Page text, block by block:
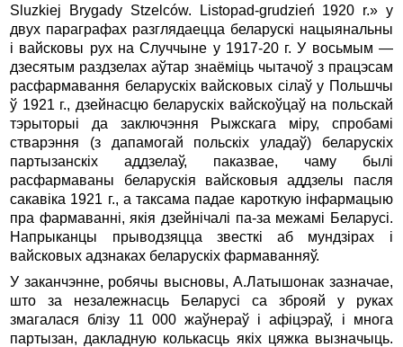
Sluzkiej Brygady Stzelców. Listopad-grudzień 1920 r.» у
двух параграфах разглядаецца беларускi нацыянальны
i вайсковы рух на Случчыне у 1917-20 г. У восьмым —
дзесятым раздзелах аўтар знаёмiць чытачоў з працэсам
расфармавання беларускiх вайсковых сiлаў у Польшчы
ў 1921 г., дзейнасцю беларускiх вайскоўцаў на польскай
тэрыторыi да заключэння Рыжскага мiру, спробамi
стварэння (з дапамогай польскiх уладаў) беларускiх
партызанскiх аддзелаў, паказвае, чаму былi
расфармаваны беларускiя вайсковыя аддзелы пасля
сакавiка 1921 г., а таксама падае кароткую iнфармацыю
пра фармаваннi, якiя дзейнiчалi па-за межамi Беларусi.
Напрыканцы прыводзяцца звесткi аб мундзiрах i
вайсковых адзнаках беларускiх фармаванняў.
У заканчэнне, робячы высновы, А.Латышонак зазначае,
што за незалежнасць Беларусi са зброяй у руках
змагалася блiзу 11 000 жаўнераў i афiцэраў, i многа
партызан, дакладную колькасць якiх цяжка вызначыць.